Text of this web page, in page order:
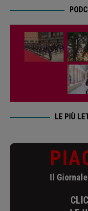
LE PIÙ
Il